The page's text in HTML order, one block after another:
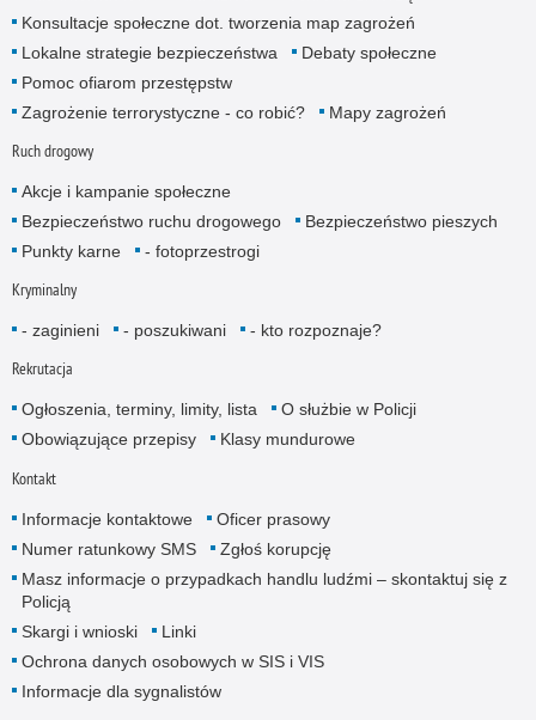
Konsultacje społeczne dot. tworzenia map zagrożeń
Lokalne strategie bezpieczeństwa
Debaty społeczne
Pomoc ofiarom przestępstw
Zagrożenie terrorystyczne - co robić?
Mapy zagrożeń
Ruch drogowy
Akcje i kampanie społeczne
Bezpieczeństwo ruchu drogowego
Bezpieczeństwo pieszych
Punkty karne
- fotoprzestrogi
Kryminalny
- zaginieni - poszukiwani - kto rozpoznaje?
Rekrutacja
Ogłoszenia, terminy, limity, lista
O służbie w Policji
Obowiązujące przepisy
Klasy mundurowe
Kontakt
Informacje kontaktowe
Oficer prasowy
Numer ratunkowy SMS
Zgłoś korupcję
Masz informacje o przypadkach handlu ludźmi – skontaktuj się z
Policją
Skargi i wnioski
Linki
Ochrona danych osobowych w SIS i VIS
Informacje dla sygnalistów